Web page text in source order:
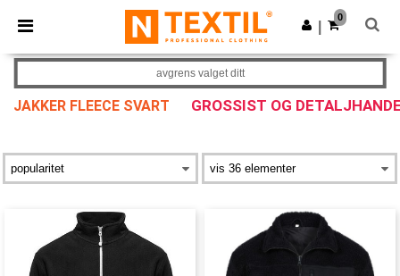
× Ntextil-app
Bedre priser i appen!
Last ned app
0
JAKKER FLEECE SVART GROSSIST OG
avgrens valget ditt